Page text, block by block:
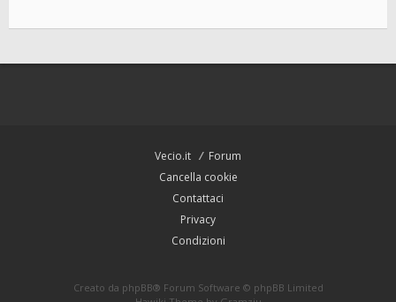
Vecio.it
Forum
Cancella cookie
Contattaci
Privacy
Condizioni
Creato da phpBB® Forum Software © phpBB Limited